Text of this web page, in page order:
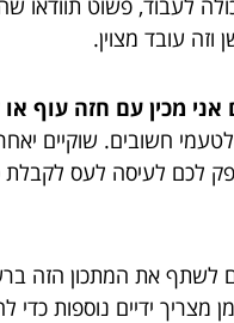
לעבוד, פשוט תוודאו
וזה עובד מצוין.
מכין עם חזה עוף או
חשובים. שוקיים
לכם לעיסה לעס לקבלת
לשתף את המתכון הזה
מצריך ידיים נוספות כדי